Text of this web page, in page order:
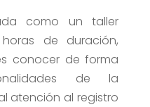
como un taller
de duración,
conocer de forma
de la
atención al registro